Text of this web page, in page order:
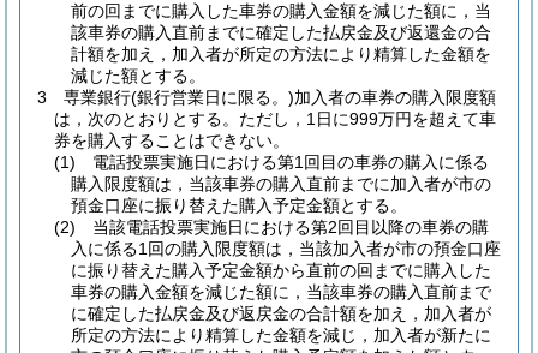
前の回までに購入した車券の購入金額を減じた額に，当
該車券の購入直前までに確定した払戻金及び返還金の合
計額を加え，加入者が所定の方法により精算した金額を
減じた額とする。
3
専業銀行(銀行営業日に限る。)加入者の車券の購入限度額
は，次のとおりとする。 ただし，1日に999万円を超えて車
券を購入することはできない。
(1)
電話投票実施日における第1回目の車券の購入に係る
購入限度額は，当該車券の購入直前までに加入者が市の
預金口座に振り替えた購入予定金額とする。
(2)
当該電話投票実施日における第2回目以降の車券の購
入に係る1回の購入限度額は，当該加入者が市の預金口座
に振り替えた購入予定金額から直前の回までに購入した
車券の購入金額を減じた額に，当該車券の購入直前まで
に確定した払戻金及び返戻金の合計額を加え，加入者が
所定の方法により精算した金額を減じ，加入者が新たに